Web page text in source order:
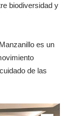
biodiversidad y
es un
de las